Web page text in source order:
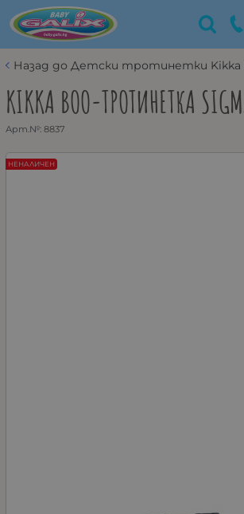
Назад до Детски тротинетки Kikka
KIKKA BOO-ТРОТИНЕТКА
Арт.№: 8837
НЕНАЛИЧЕН